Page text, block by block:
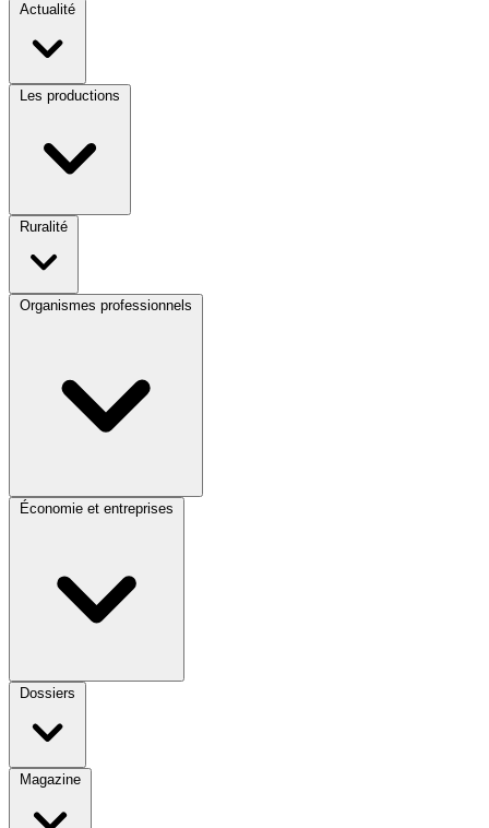
Actualité
Les productions
Ruralité
Organismes professionnels
Économie et entreprises
Dossiers
Magazine